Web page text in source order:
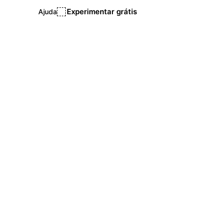
Ajuda Experimentar grátis